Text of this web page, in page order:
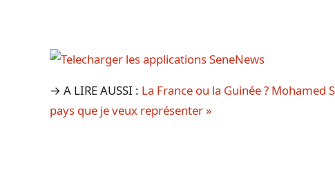
→ A LIRE AUSSI : La France ou la Guinée ? Mohamed
pays que je veux représenter »